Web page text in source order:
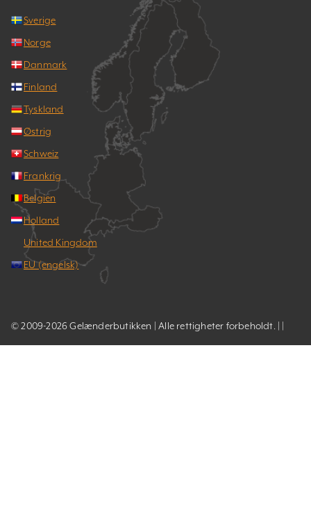
Sverige
Norge
Danmark
Finland
Tyskland
Østrig
Schweiz
Frankrig
Belgien
Holland
United Kingdom
EU (engelsk)
© 2009-2026 Gelænderbutikken | Alle rettigheter forbeholdt. | |